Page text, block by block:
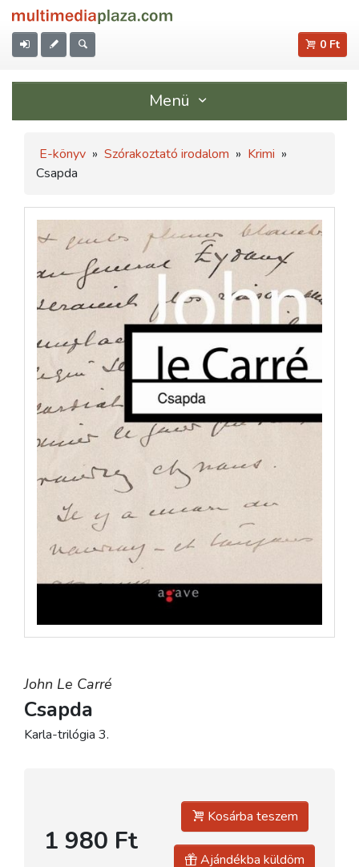
0 Ft
Menü
E-könyv » Szórakoztató irodalom » Krimi »
Csapda
John Le Carré
Csapda
Karla-trilógia 3.
1 980 Ft
Kosárba teszem
Ajándékba küldöm